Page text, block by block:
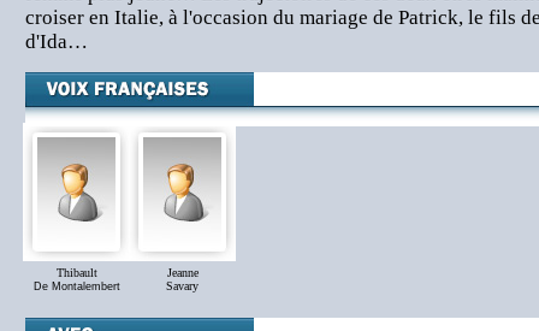
croiser en Italie, à l'occasion du mariage de Patrick, le fils
d'Ida…
Thibault
De Montalembert
Jeanne
Savary